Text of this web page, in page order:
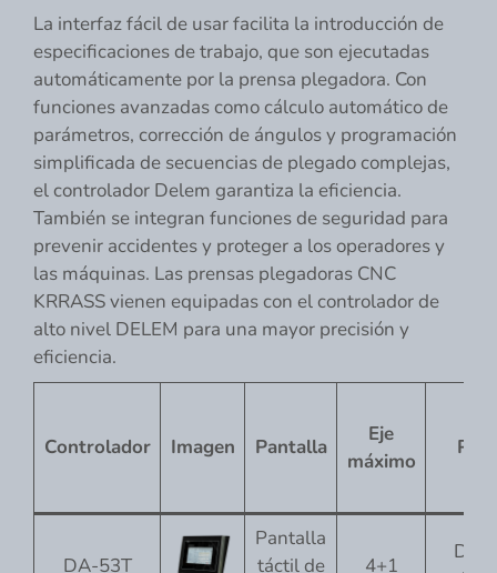
La interfaz fácil de usar facilita la introducción de
especificaciones de trabajo, que son ejecutadas
automáticamente por la prensa plegadora. Con
funciones avanzadas como cálculo automático de
parámetros, corrección de ángulos y programación
simplificada de secuencias de plegado complejas,
el controlador Delem garantiza la eficiencia.
También se integran funciones de seguridad para
prevenir accidentes y proteger a los operadores y
las máquinas. Las prensas plegadoras CNC
KRRASS vienen equipadas con el controlador de
alto nivel DELEM para una mayor precisión y
eficiencia.
Controlador Imagen Pantalla
Eje
máximo
DA-53T
Pantalla
táctil de
4+1